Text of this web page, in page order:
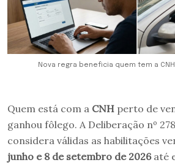
Nova regra beneficia quem tem a
Quem está com a CNH perto de
ganhou fôlego. A Deliberação nº
considera válidas as habilitações
junho e 8 de setembro de 2026até